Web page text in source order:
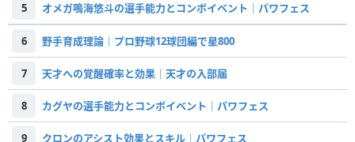
5 オメガ鳴海悠斗の選手能力とコンボイベント｜パワフェス
6 野手育成理論｜プロ野球12球団編で星800
7 天才への覚醒確率と効果｜天才の入部届
8 カグヤの選手能力とコンボイベント｜パワフェス
9 クロンのアシスト効果とスキル｜パワフェス